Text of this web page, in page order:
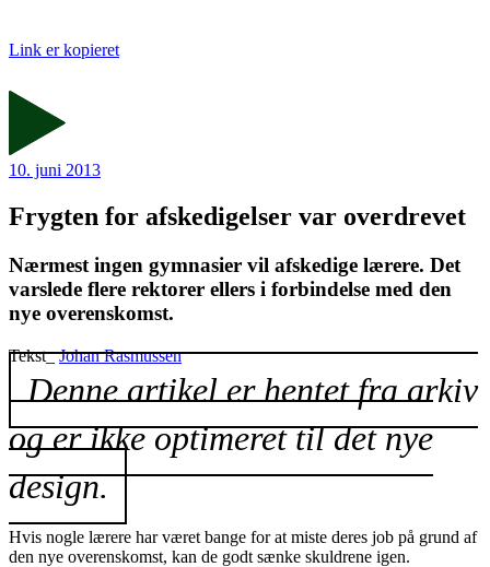
Link er kopieret
10. juni 2013
Frygten for afskedigelser var overdrevet
Nærmest ingen gymnasier vil afskedige lærere. Det
varslede flere rektorer ellers i forbindelse med den
nye overenskomst.
Tekst_Johan Rasmussen
Denne artikel er hentet fra arkiv
og er ikke optimeret til det nye
design.
Hvis nogle lærere har været bange for at miste deres job på grund af
den nye overenskomst, kan de godt sænke skuldrene igen.